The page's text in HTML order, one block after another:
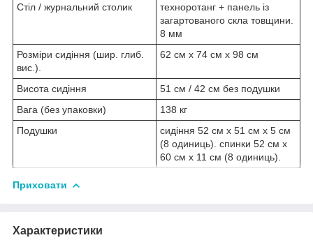
Стіл / журнальний столик
техноротанг + панель із
загартованого скла товщини.
8 мм
Розміри сидіння (шир. глиб.
вис.).
62 см х 74 см х 98 см
Висота сидіння
51 см / 42 см без подушки
Вага (без упаковки)
138 кг
Подушки
сидіння 52 см х 51 см х 5 см
(8 одиниць). спинки 52 см х
60 см х 11 см (8 одиниць).
Приховати
Характеристики